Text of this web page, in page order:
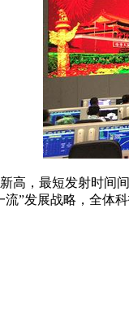
高，最短发射时间
”发展战略，全